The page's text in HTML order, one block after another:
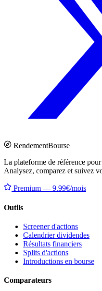
RendementBourse
La plateforme de référence
Analysez, comparez et suivez
Premium — 9.99€/mois
Outils
Screener d'actions
Calendrier dividendes
Résultats financiers
Splits d'actions
Introductions en bourse
Comparateurs